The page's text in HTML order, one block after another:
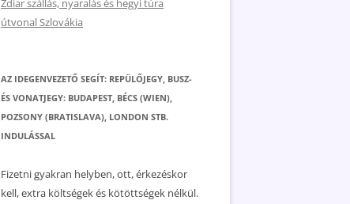
Ždiar szállás, nyaralás és hegyi túra
útvonal Szlovákia
AZ IDEGENVEZETŐ SEGÍT: REPÜLŐJEGY, BUSZ-
ÉS VONATJEGY: BUDAPEST, BÉCS (WIEN),
POZSONY (BRATISLAVA), LONDON STB.
INDULÁSSAL
Fizetni gyakran helyben, ott, érkezéskor
kell, extra költségek és kötöttségek nélkül.